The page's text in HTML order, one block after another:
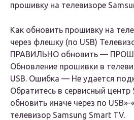
прошивку на телевизоре
Как обновить прошивку на
через флешку (по USB)
ПРАВИЛЬНО обновить —
Обновление прошивки в
USB. Ошибка — Не удается
Обратитесь в сервисный центр
обновить иначе через по
телевизор Samsung Smart TV.